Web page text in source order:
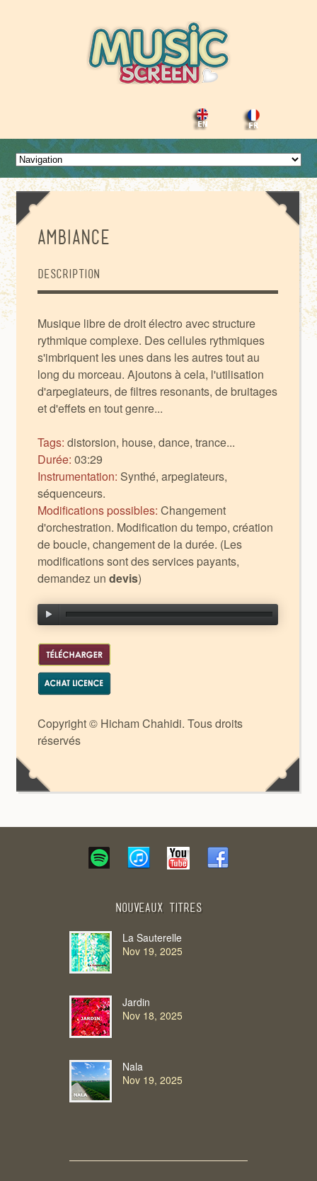
Ambiance
Description
Musique libre de droit électro avec structure
rythmique complexe. Des cellules rythmiques
s'imbriquent les unes dans les autres tout au
long du morceau. Ajoutons à cela, l'utilisation
d'arpegiateurs, de filtres resonants, de bruitages
et d'effets en tout genre...
Tags: distorsion, house, dance, trance...
Durée: 03:29
Instrumentation: Synthé, arpegiateurs,
séquenceurs.
Modifications possibles: Changement
d'orchestration. Modification du tempo, création
de boucle, changement de la durée. (Les
modifications sont des services payants,
demandez un devis)
Copyright © Hicham Chahidi. Tous droits
réservés
Nouveaux Titres
La Sauterelle
Nov 19, 2025
Jardin
Nov 18, 2025
Nala
Nov 19, 2025